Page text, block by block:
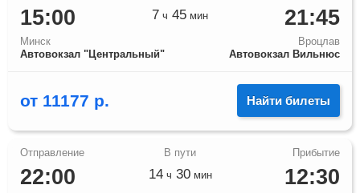
15:00
Минск
Автовокзал "Центральный"
21:45
Вроцлав
Автовокзал Вильнюс
7 ч 45 мин
от 11177 р. Найти билеты
22:00 12:30
14ч 30мин